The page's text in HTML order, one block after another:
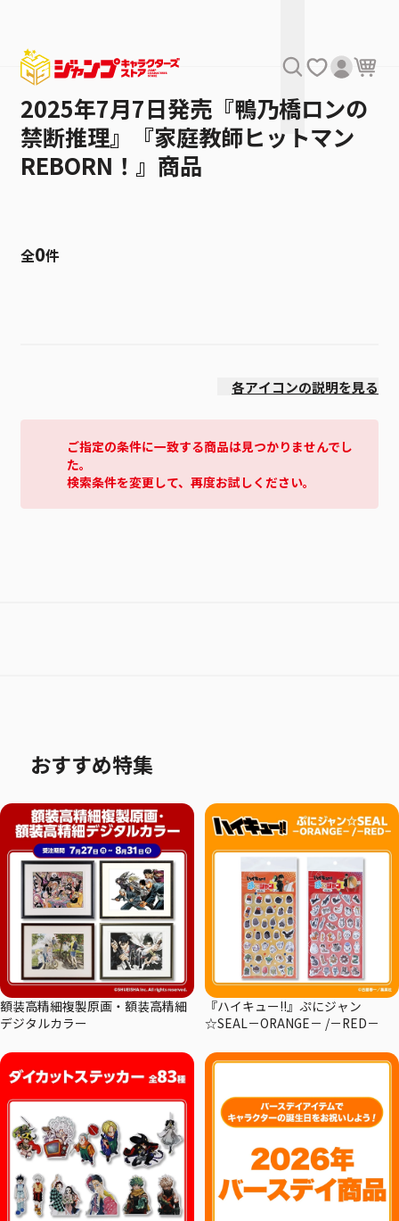
2025年7月7日発売『鴨乃橋ロンの
禁断推理』『家庭教師ヒットマン
REBORN！』商品
全0件
各アイコンの説明を見る
ご指定の条件に一致する商品は見つかりませんでし
た。
検索条件を変更して、再度お試しください。
おすすめ特集
額装高精細複製原画・額装高精細
デジタルカラー
『ハイキュー!!』ぷにジャン
☆SEAL－ORANGE－ /－RED－